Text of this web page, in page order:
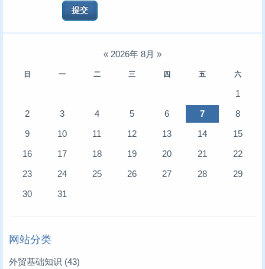
提交
« 2026年 8月 »
日 一 二 三 四 五 六
1
2
3 4 5 6 7
8
9
10 11 12 13 14
15
16
17 18 19 20 21
22
23
24 25 26 27 28
29
30
31
网站分类
外贸基础知识 (43)